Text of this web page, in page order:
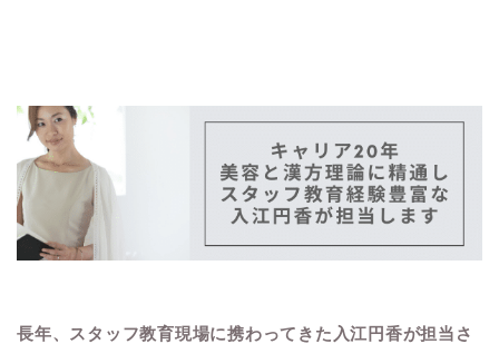
長年、スタッフ教育現場に携わってきた入江円香が担当さ